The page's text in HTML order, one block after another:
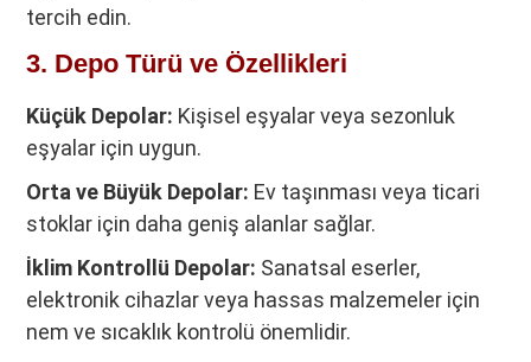
tercih edin.
3. Depo Türü ve Özellikleri
Küçük Depolar: Kişisel eşyalar veya sezonluk
eşyalar için uygun.
Orta ve Büyük Depolar: Ev taşınması veya ticari
stoklar için daha geniş alanlar sağlar.
İklim Kontrollü Depolar: Sanatsal eserler,
elektronik cihazlar veya hassas malzemeler için
nem ve sıcaklık kontrolü önemlidir.